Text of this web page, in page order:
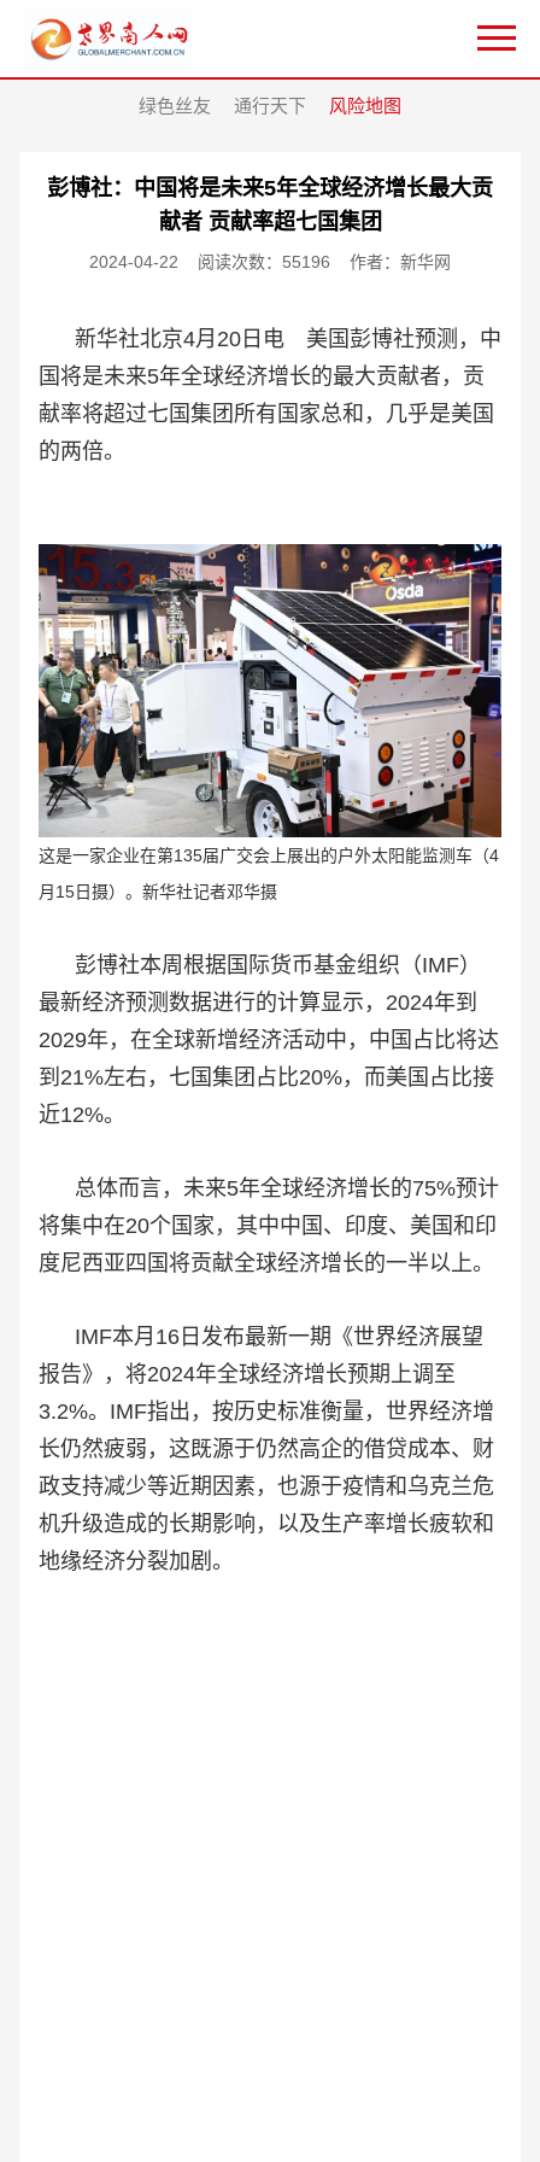
绿色丝友 通行天下 风险地图
彭博社：中国将是未来5年全球经济增长最大贡
献者 贡献率超七国集团
2024-04-22 阅读次数：55196 作者：新华网
新华社北京4月20日电 美国彭博社预测，中
国将是未来5年全球经济增长的最大贡献者，贡
献率将超过七国集团所有国家总和，几乎是美国
的两倍。
这是一家企业在第135届广交会上展出的户外太阳能监测车（4
月15日摄）。新华社记者邓华摄
彭博社本周根据国际货币基金组织（IMF）
最新经济预测数据进行的计算显示，2024年到
2029年，在全球新增经济活动中，中国占比将达
到21%左右，七国集团占比20%，而美国占比接
近12%。
总体而言，未来5年全球经济增长的75%预计
将集中在20个国家，其中中国、印度、美国和印
度尼西亚四国将贡献全球经济增长的一半以上。
IMF本月16日发布最新一期《世界经济展望
报告》，将2024年全球经济增长预期上调至
3.2%。IMF指出，按历史标准衡量，世界经济增
长仍然疲弱，这既源于仍然高企的借贷成本、财
政支持减少等近期因素，也源于疫情和乌克兰危
机升级造成的长期影响，以及生产率增长疲软和
地缘经济分裂加剧。